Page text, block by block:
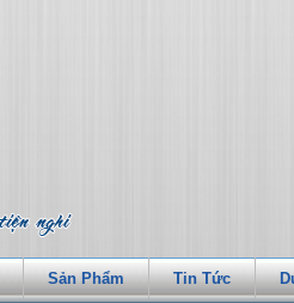
Sản Phẩm Tin Tức